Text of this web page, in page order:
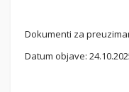
Dokumenti za
Datum objave: